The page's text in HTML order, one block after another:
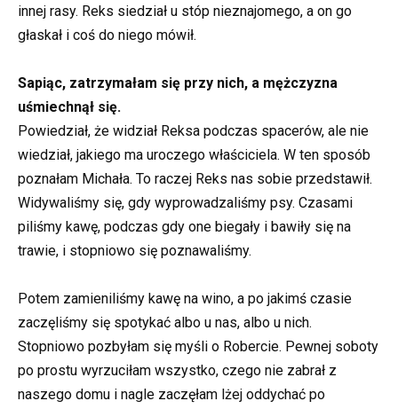
innej rasy. Reks siedział u stóp nieznajomego, a on go
głaskał i coś do niego mówił.
Sapiąc, zatrzymałam się przy nich, a mężczyzna
uśmiechnął się.
Powiedział, że widział Reksa podczas spacerów, ale nie
wiedział, jakiego ma uroczego właściciela. W ten sposób
poznałam Michała. To raczej Reks nas sobie przedstawił.
Widywaliśmy się, gdy wyprowadzaliśmy psy. Czasami
piliśmy kawę, podczas gdy one biegały i bawiły się na
trawie, i stopniowo się poznawaliśmy.
Potem zamieniliśmy kawę na wino, a po jakimś czasie
zaczęliśmy się spotykać albo u nas, albo u nich.
Stopniowo pozbyłam się myśli o Robercie. Pewnej soboty
po prostu wyrzuciłam wszystko, czego nie zabrał z
naszego domu i nagle zaczęłam lżej oddychać po